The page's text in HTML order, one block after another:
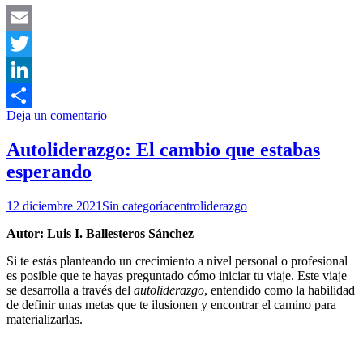
Email
Twitter
LinkedIn
Compartir
Deja un comentario
Autoliderazgo: El cambio que estabas
esperando
12 diciembre 2021 Sin categoríacentroliderazgo
Autor: Luis I. Ballesteros Sánchez
Si te estás planteando un crecimiento a nivel personal o profesional
es posible que te hayas preguntado cómo iniciar tu viaje. Este viaje
se desarrolla a través del autoliderazgo, entendido como la habilidad
de definir unas metas que te ilusionen y encontrar el camino para
materializarlas.